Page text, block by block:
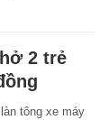
2 trẻ
tông xe máy